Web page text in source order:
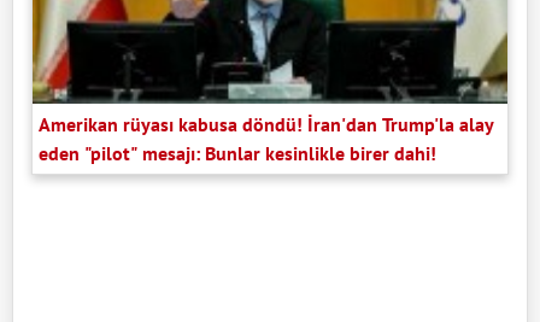
Amerikan rüyası kabusa döndü! İran'dan Trump'la alay
eden "pilot" mesajı: Bunlar kesinlikle birer dahi!